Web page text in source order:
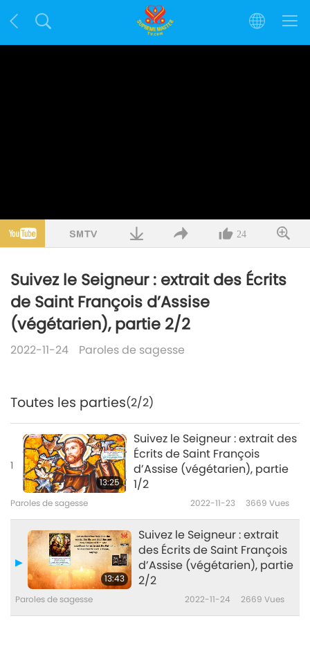
24
Suivez le Seigneur : extrait des Écrits
de Saint François d’Assise
(végétarien), partie 2/2
2022-11-24 Paroles de sagesse
Toutes les parties(2/2)
1
13:25
Suivez le Seigneur : extrait des
Écrits de Saint François
d’Assise (végétarien), partie
1/2
Paroles de sagesse 2022-11-23 3669 Vues
13:43
Suivez le Seigneur : extrait
des Écrits de Saint François
d’Assise (végétarien), partie
2/2
Paroles de sagesse 2022-11-24 2669 Vues